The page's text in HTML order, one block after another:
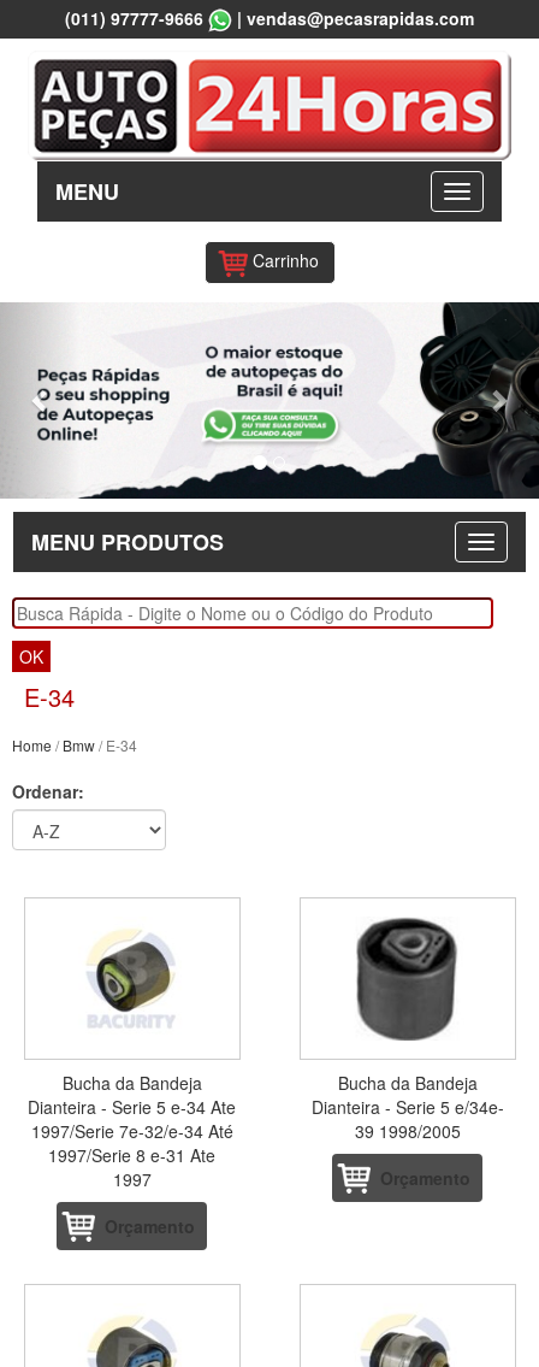
(011) 97777-9666 | vendas@pecasrapidas.com
MENU
Carrinho
MENU PRODUTOS
OK
E-34
Home /Bmw/ E-34
Ordenar:
Bucha da Bandeja
Dianteira - Serie 5 e-34 Ate
1997/Serie 7e-32/e-34 Até
1997/Serie 8 e-31 Ate
1997
Orçamento
Bucha da Bandeja
Dianteira - Serie 5 e/34e-
39 1998/2005
Orçamento